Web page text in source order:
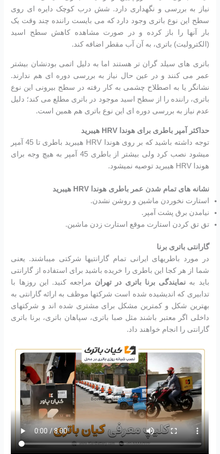
نیاز به بررسی و نگهداری دارد. شش درب کوچک دایره ای روی
سطح این نوع باتری وجود دارد که می بایست راننده چند وقت یک
بار آنها را باز کرده و در صورت مشاهده کاهش سطح اسید
(الکترولیت) باتری، به آن آب مقطر اضافه کند.
باتری های سیلد گران تر هستند اما به دلیل اتمی بودنشان بیشتر
عمر می کنند و در عین حال نیاز به بررسی دوره ای هم ندارند.
نشانگر یا به اصطلاح چشمی به کار رفته در سطح بیرونی این نوع
باتری، راننده را از سطح اسید موجود در باتری مطلع می کند؛ دلیل
عدم نیاز به بررسی دوره ای این نوع باتری هم همین است.
حداکثر آمپر باطری برای هوندا HRV هیبرید
توجه داشته باشید که بر روی هوندا HRV هیبرید باطری تا 45 آمپر
میشود نصب کرد ولی بیشتر از باطری 45 آمپر به هیچ وجه برای
هوندا HRV هیبرید توصیه نمیشود.
نشانه های تمام شدن عمر باطری هوندا HRV هیبرید
استارت نخوردن ماشین و روشن نشدن.
نیامدن برق پشت آمپر.
تق تق کردن استارت موقع استارت زدن ماشین.
گارانتی باتری برنا
در مورد باطریهای ایرانی تمام گارانتیها شرکتی میباشند. یعنی
شما از هر کجا این باطری را خریده باشید برای استفاده از گارانتی
باید به نمایندگی برنا باتری در تهران مراجعه کنید. این روزها با
تدابیری که اندیشیده شده است شرکتها موظف به ارائه گارانتی به
بهترین شکل و کمترین مشکل برای مشتری شده اند و شرکتهای
داخلی اگر معتبر باشند مثل صبا باتری، سپاهان باتری، برنا باتری
گارانتی را انجام خواهند داد.